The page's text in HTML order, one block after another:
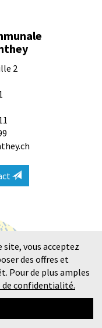
2
vous acceptez
des offres et
Pour de plus amples
confidentialité.